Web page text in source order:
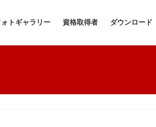
ォトギャラリー 資格取得者 ダウンロード